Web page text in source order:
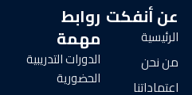
عن أنفكت
الرئيسية
من نحن
اعتماداتنا
روابط
مهمة
الدورات التدريبية
الحضورية